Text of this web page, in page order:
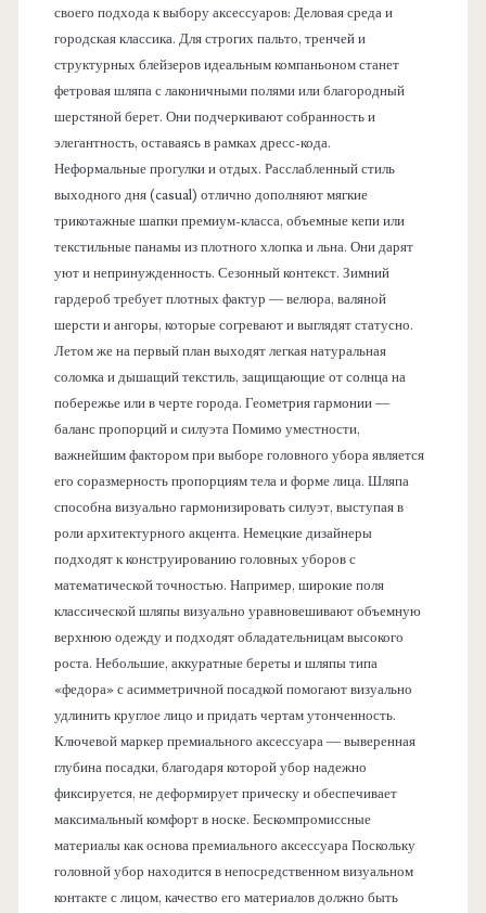
своего подхода к выбору аксессуаров: Деловая среда и
городская классика. Для строгих пальто, тренчей и
структурных блейзеров идеальным компаньоном станет
фетровая шляпа с лаконичными полями или благородный
шерстяной берет. Они подчеркивают собранность и
элегантность, оставаясь в рамках дресс-кода.
Неформальные прогулки и отдых. Расслабленный стиль
выходного дня (casual) отлично дополняют мягкие
трикотажные шапки премиум-класса, объемные кепи или
текстильные панамы из плотного хлопка и льна. Они дарят
уют и непринужденность. Сезонный контекст. Зимний
гардероб требует плотных фактур — велюра, валяной
шерсти и ангоры, которые согревают и выглядят статусно.
Летом же на первый план выходят легкая натуральная
соломка и дышащий текстиль, защищающие от солнца на
побережье или в черте города. Геометрия гармонии —
баланс пропорций и силуэта Помимо уместности,
важнейшим фактором при выборе головного убора является
его соразмерность пропорциям тела и форме лица. Шляпа
способна визуально гармонизировать силуэт, выступая в
роли архитектурного акцента. Немецкие дизайнеры
подходят к конструированию головных уборов с
математической точностью. Например, широкие поля
классической шляпы визуально уравновешивают объемную
верхнюю одежду и подходят обладательницам высокого
роста. Небольшие, аккуратные береты и шляпы типа
«федора» с асимметричной посадкой помогают визуально
удлинить круглое лицо и придать чертам утонченность.
Ключевой маркер премиального аксессуара — выверенная
глубина посадки, благодаря которой убор надежно
фиксируется, не деформирует прическу и обеспечивает
максимальный комфорт в носке. Бескомпромиссные
материалы как основа премиального аксессуара Поскольку
головной убор находится в непосредственном визуальном
контакте с лицом, качество его материалов должно быть